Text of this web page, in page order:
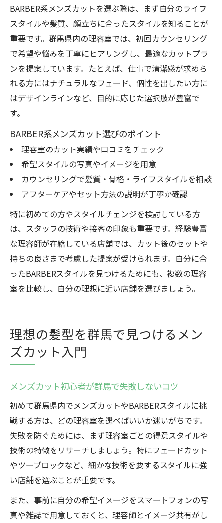
BARBER系メンズカットを選ぶ際は、まず自分のライフ
スタイルや髪質、顔立ちに合ったスタイルを知ることが
重要です。群馬県内の理容室では、初回カウンセリング
で希望や悩みを丁寧にヒアリングし、最適なカットプラ
ンを提案しています。たとえば、仕事で清潔感が求めら
れる方にはナチュラルなフェード、個性を出したい方に
はデザインラインなど、目的に応じた選択肢が豊富で
す。
BARBER系メンズカット選びのポイント
理容室のカット実績や口コミをチェック
希望スタイルの写真やイメージを用意
カウンセリングで髪質・骨格・ライフスタイルを相談
アフターケアやセット方法の説明が丁寧か確認
特に初めての方やスタイルチェンジを検討している方
は、スタッフの技術や接客の印象も重要です。経験豊富
な理容師が在籍している店舗では、カット後のセットや
持ちの良さまで考慮した提案が受けられます。自分に合
ったBARBERスタイルを見つけるためにも、複数の理容
室を比較し、自分の理想に近い店舗を選びましょう。
理想の髪型を群馬で見つけるメン
ズカット入門
メンズカット初心者が群馬で失敗しないコツ
初めて群馬県内でメンズカットやBARBERスタイルに挑
戦する方は、どの理容室を選べばいいか迷いがちです。
失敗を防ぐためには、まず理容室ごとの得意スタイルや
技術の特徴をリサーチしましょう。特にフェードカット
やツーブロックなど、細かな技術を要するスタイルに強
い店舗を選ぶことが重要です。
また、事前に自分の希望イメージをスマートフォンの写
真や雑誌で用意しておくと、理容師とイメージ共有がし